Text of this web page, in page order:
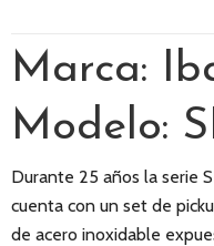
Marca:
Modelo:
Durante 25 años la serie
cuenta con un set de
de acero inoxidable